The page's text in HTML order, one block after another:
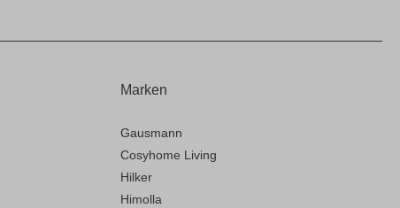
Marken
Gausmann
Cosyhome Living
Hilker
Himolla